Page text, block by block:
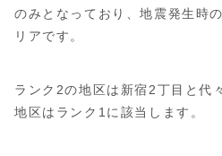
のみとなっており、地震発生時
リアです。
ランク2の地区は新宿2丁目と代
地区はランク1に該当します。